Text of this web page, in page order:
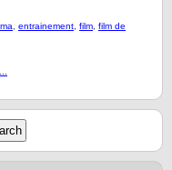
entrainement film film de